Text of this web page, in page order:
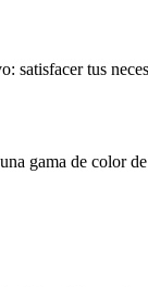
satisfacer tus
gama de color